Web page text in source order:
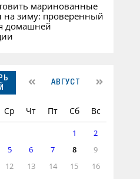
маринованные
зиму: проверенный
домашней
АВГУСТ
Ср Чт Пт Сб Вс
1
2
5 6 7 8
9
12 13 14 15
16